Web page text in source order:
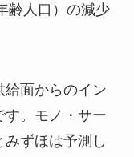
齢人口）の減少
給面からのイン
す。モノ・サー
ずほは予測し